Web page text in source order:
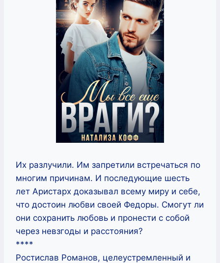
Их разлучили. Им запретили встречаться по
многим причинам. И последующие шесть
лет Аристарх доказывал всему миру и себе,
что достоин любви своей Федоры. Смогут ли
они сохранить любовь и пронести с собой
через невзгоды и расстояния?
****
Ростислав Романов, целеустремленный и